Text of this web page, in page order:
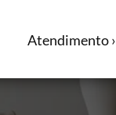
Atendimento ›